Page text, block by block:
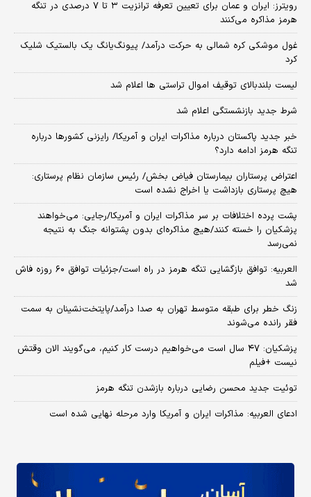
رویترز: ایران و عمان برای تعیین تعرفه ترانزیت ۳ تا ۷ درصدی در تنگه
هرمز مذاکره می‌کنند
غول موشکی کره شمالی به حرکت درآمد/ پیونگ‌یانگ یک بالستیک شلیک
کرد
لیست بلندبالای توقیف اموال تراستی ها اعلام شد
شرط جدید بازنشستگی اعلام شد
خبر جدید پاکستان درباره مذاکرات ایران و آمریکا/ رایزنی کشورها درباره
تنگه هرمز ادامه دارد؟
اعتراض پرستاران بیمارستان فیاض بخش/ رئیس سازمان نظام پرستاری:
هیچ پرستاری بازداشت یا اخراج نشده است
پشت پرده اختلافات بر سر مذاکرات ایران و آمریکا/رجایی: می‌خواهند
پزشکیان را خسته کنند/هیچ مذاکره‌ای بدون پشتوانه جنگ به نتیجه
نمی‌رسد
العربیه: توافق بازگشایی تنگه هرمز در راه است/جزئیات توافق ۶۰ روزه فاش
شد
زنگ خطر برای طبقه متوسط تهران به صدا درآمد/پایتخت‌نشینان به سمت
فقر رانده می‌شوند
پزشکیان: ۴۷ سال است می‌خواهیم درست کار کنیم، می‌گویند الان وقتش
نیست +فیلم
توئیت جدید محسن رضایی درباره بازشدن تنگه هرمز
ادعای العربیه: مذاکرات ایران و آمریکا وارد مرحله نهایی شده است